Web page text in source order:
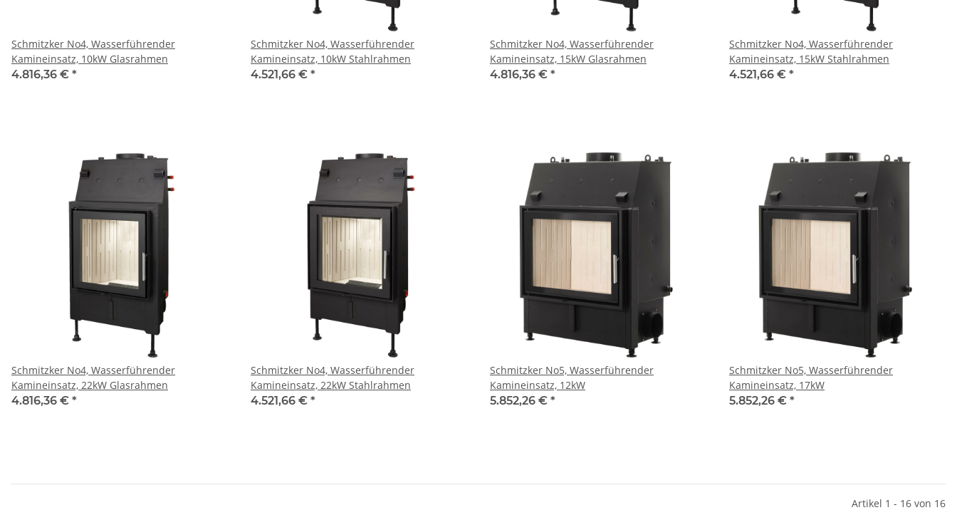
Schmitzker No4, Wasserführender
Kamineinsatz, 10kW Glasrahmen
4.816,36 € *
Schmitzker No4, Wasserführender
Kamineinsatz, 10kW Stahlrahmen
4.521,66 € *
Schmitzker No4, Wasserführender
Kamineinsatz, 15kW Glasrahmen
4.816,36 € *
Schmitzker No4, Wasserführender
Kamineinsatz, 15kW Stahlrahmen
4.521,66 € *
Schmitzker No4, Wasserführender
Kamineinsatz, 22kW Glasrahmen
4.816,36 € *
Schmitzker No4, Wasserführender
Kamineinsatz, 22kW Stahlrahmen
4.521,66 € *
Schmitzker No5, Wasserführender
Kamineinsatz, 12kW
5.852,26 € *
Schmitzker No5, Wasserführender
Kamineinsatz, 17kW
5.852,26 € *
Artikel 1 - 16 von 16